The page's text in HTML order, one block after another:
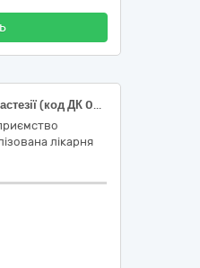
Голка для провідникової анастезії (код ДК 021:2015 – 33140000-Медичні матеріали)
лікарня